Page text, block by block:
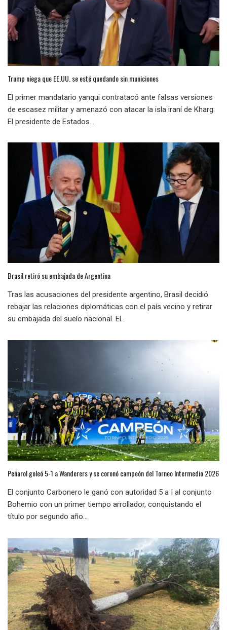
Trump niega que EE.UU. se esté quedando sin municiones
El primer mandatario yanqui contratacó ante falsas versiones
de escasez militar y amenazó con atacar la isla iraní de Kharg:
El presidente de Estados...
Brasil retiró su embajada de Argentina
Tras las acusaciones del presidente argentino, Brasil decidió
rebajar las relaciones diplomáticas con el país vecino y retirar
su embajada del suelo nacional. El...
Peñarol goleó 5-1 a Wanderers y se coronó campeón del Torneo Intermedio 2026
El conjunto Carbonero le ganó con autoridad 5 a | al conjunto
Bohemio con un primer tiempo arrollador, conquistando el
título por segundo año...